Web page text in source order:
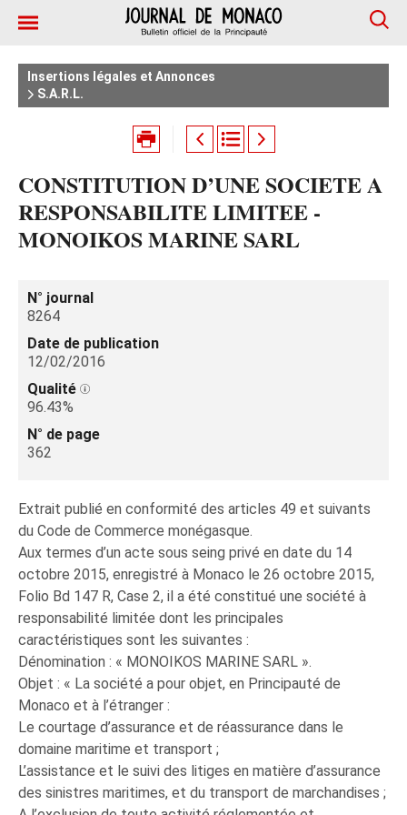
Insertions légales et Annonces
S.A.R.L.
CONSTITUTION D’UNE SOCIETE A
RESPONSABILITE LIMITEE -
MONOIKOS MARINE SARL
N° journal
8264
Date de publication
12/02/2016
Qualité
96.43%
N° de page
362
Extrait publié en conformité des articles 49 et suivants
du Code de Commerce monégasque.
Aux termes d’un acte sous seing privé en date du 14
octobre 2015, enregistré à Monaco le 26 octobre 2015,
Folio Bd 147 R, Case 2, il a été constitué une société à
responsabilité limitée dont les principales
caractéristiques sont les suivantes :
Dénomination : « MONOIKOS MARINE SARL ».
Objet : « La société a pour objet, en Principauté de
Monaco et à l’étranger :
Le courtage d’assurance et de réassurance dans le
domaine maritime et transport ;
L’assistance et le suivi des litiges en matière d’assurance
des sinistres maritimes, et du transport de marchandises ;